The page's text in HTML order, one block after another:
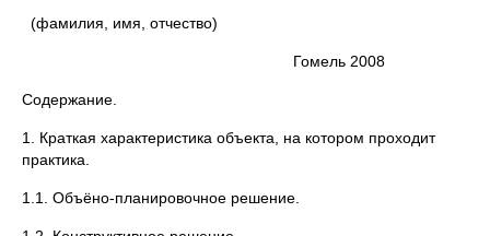
(фамилия, имя, отчество)
Гомель 2008
Содержание.
1. Краткая характеристика объекта, на котором проходит
практика.
1.1. Объёно-планировочное решение.